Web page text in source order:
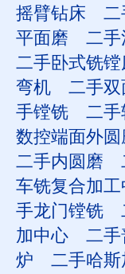
摇臂钻床
二
平面磨
二
二手卧式铣镗
弯机
二手双
手镗铣
二手
数控端面外圆
二手内圆磨
车铣复合加
手龙门镗铣
加中心
二
炉
二手哈